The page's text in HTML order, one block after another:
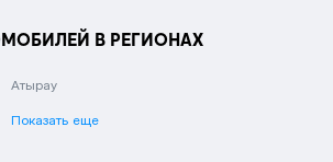
В РЕГИОНАХ
Атырау
Показать еще